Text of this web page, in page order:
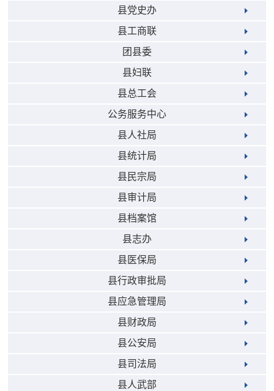
县党史办
县工商联
团县委
县妇联
县总工会
公务服务中心
县人社局
县统计局
县民宗局
县审计局
县档案馆
县志办
县医保局
县行政审批局
县应急管理局
县财政局
县公安局
县司法局
县人武部